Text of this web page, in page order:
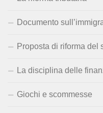
Documento
Proposta di riforma del
La disciplina delle
Giochi e scommesse